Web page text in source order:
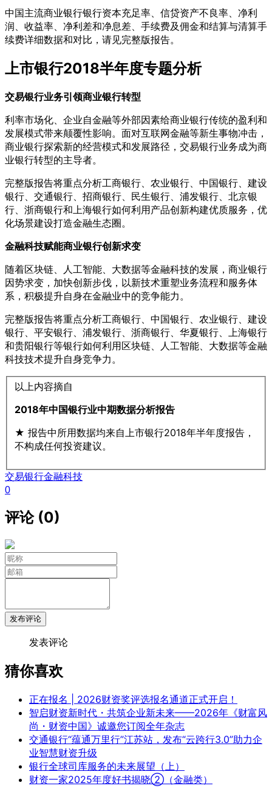
中国主流商业银行银行资本充足率、信贷资产不良率、净利
润、收益率、净利差和净息差、手续费及佣金和结算与清算手
续费详细数据和对比，请见完整版报告。
上市银行2018半年度专题分析
交易银行业务引领商业银行转型
利率市场化、企业自金融等外部因素给商业银行传统的盈利和
发展模式带来颠覆性影响。面对互联网金融等新生事物冲击，
商业银行探索新的经营模式和发展路径，交易银行业务成为商
业银行转型的主导者。
完整版报告将重点分析工商银行、农业银行、中国银行、建设
银行、交通银行、招商银行、民生银行、浦发银行、北京银
行、浙商银行和上海银行如何利用产品创新构建优质服务，优
化场景建设打造金融生态圈。
金融科技赋能商业银行创新求变
随着区块链、人工智能、大数据等金融科技的发展，商业银行
因势求变，加快创新步伐，以新技术重塑业务流程和服务体
系，积极提升自身在金融业中的竞争能力。
完整版报告将重点分析工商银行、中国银行、农业银行、建设
银行、平安银行、浦发银行、浙商银行、华夏银行、上海银行
和贵阳银行等银行如何利用区块链、人工智能、大数据等金融
科技技术提升自身竞争力。
以上内容摘自
2018年中国银行业中期数据分析报告
★ 报告中所用数据均来自上市银行2018年半年度报告，
不构成任何投资建议。
交易银行金融科技
0
评论 (0)
发布评论
发表评论
猜你喜欢
正在报名 | 2026财资奖评选报名通道正式开启！
智启财资新时代・共筑企业新未来——2026年《财富风
尚・财资中国》诚邀您订阅全年杂志
交通银行“蕴通万里行”江苏站，发布“云跨行3.0”助力企
业智慧财资升级
银行全球司库服务的未来展望（上）
财资一家2025年度好书揭晓②（金融类）